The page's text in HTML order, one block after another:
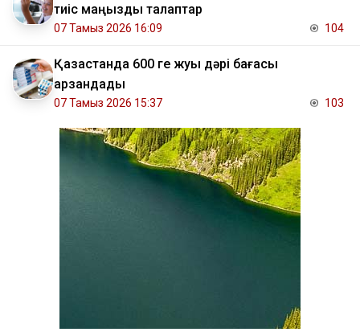
тиіс маңызды талаптар
07 Тамыз 2026 16:09 104
Қазақстанда 600 ге жуық дәрі бағасы
арзандады
07 Тамыз 2026 15:37 103